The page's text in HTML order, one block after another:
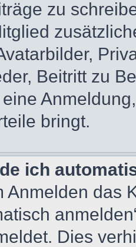
zu
Beitritt zu
bringt.
ich
Anmelden das
Dies